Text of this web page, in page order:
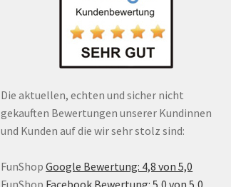
Die aktuellen, echten und sicher nicht
gekauften Bewertungen unserer Kundinnen
und Kunden auf die wir sehr stolz sind:
FunShop Google Bewertung: 4,8 von 5,0
FunShop Facebook Bewertung: 5,0 von 5,0